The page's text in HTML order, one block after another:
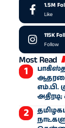
1.5M
Like
115K
Follow
Most Read
எம்.பி.